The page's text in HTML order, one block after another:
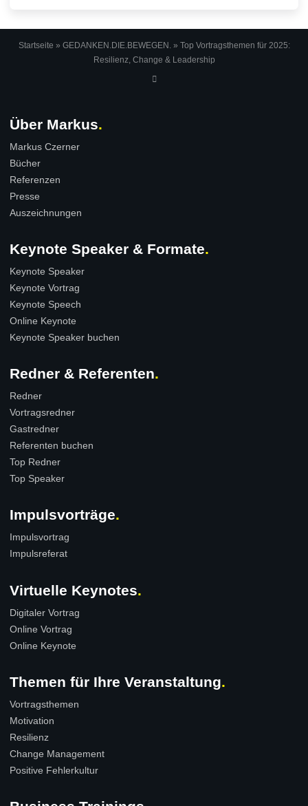
Startseite » GEDANKEN.DIE.BEWEGEN.» Top Vortragsthemen für 2025:
Resilienz, Change & Leadership
Über Markus
Markus Czerner
Bücher
Referenzen
Presse
Auszeichnungen
Keynote Speaker & Formate
Keynote Speaker
Keynote Vortrag
Keynote Speech
Online Keynote
Keynote Speaker buchen
Redner & Referenten
Redner
Vortragsredner
Gastredner
Referenten buchen
Top Redner
Top Speaker
Impulsvorträge
Impulsvortrag
Impulsreferat
Virtuelle Keynotes
Digitaler Vortrag
Online Vortrag
Online Keynote
Themen für Ihre Veranstaltung
Vortragsthemen
Motivation
Resilienz
Change Management
Positive Fehlerkultur